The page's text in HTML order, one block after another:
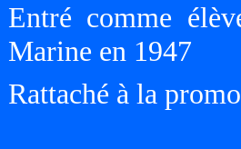
Entré comme
Marine en 1947
Rattaché à la